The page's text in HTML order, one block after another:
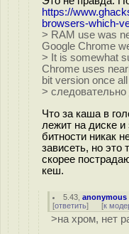
https://
browsers-which-
> RAM use was
Google Chrome
> It is somewhat
Chrome uses
bit version once
>
Что за каша в
лежит на диске
битности никак
зависеть, но это
скорее
кеш.
5.43 ,anonymous
[ответить] [к
>на хром, нет